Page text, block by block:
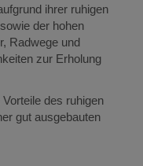
ihrer ruhigen
der hohen
Radwege und
zur Erholung
des ruhigen
gut ausgebauten